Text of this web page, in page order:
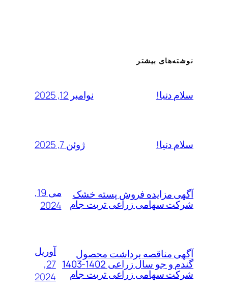
نوشته‌های بیشتر
سلام دنیا! نوامبر 12, 2025
سلام دنیا! ژوئن 7, 2025
آگهی مزایده فروش پسته خشک
شرکت سهامی زراعی تربت جام
می 19,
2024
آگهی مناقصه برداشت محصول
گندم و جو سال زراعی 1402-1403
شرکت سهامی زراعی تربت جام
آوریل
27,
2024